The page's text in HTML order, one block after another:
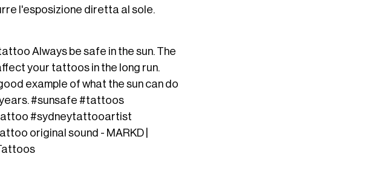
l'esposizione diretta al sole.
Always be safe in the sun. The
your tattoos in the long run.
example of what the sun can do
#sunsafe #tattoos
#sydneytattooartist
original sound - MARKD |